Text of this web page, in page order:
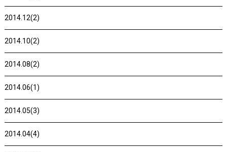
2014.12(2)
2014.10(2)
2014.08(2)
2014.06(1)
2014.05(3)
2014.04(4)